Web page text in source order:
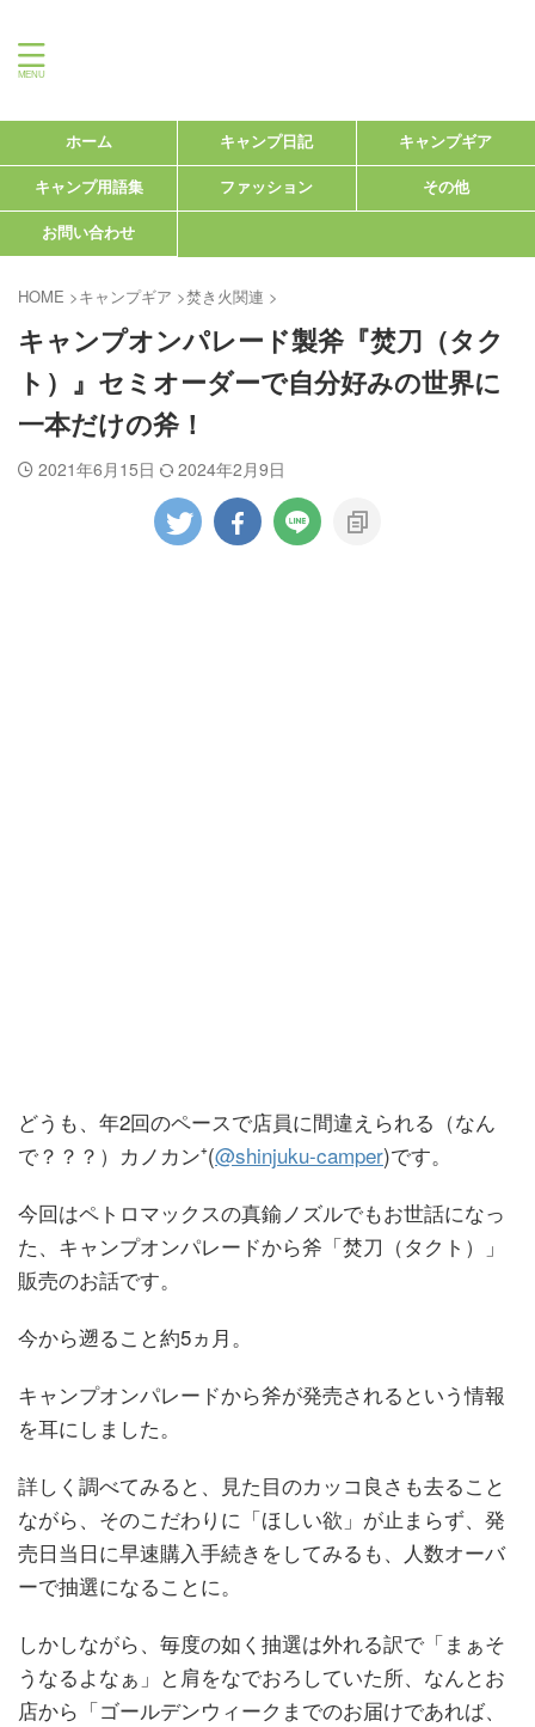
ホーム キャンプ日記 キャンプギア
キャンプ用語集 ファッション その他
お問い合わせ
HOME >キャンプギア >焚き火関連 >
キャンプオンパレード製斧『焚刀（タク
ト）』セミオーダーで自分好みの世界に
一本だけの斧！
2021年6月15日 2024年2月9日
どうも、年2回のペースで店員に間違えられる（なん
で？？？）カノカン⁺(@shinjuku-camper)です。
今回はペトロマックスの真鍮ノズルでもお世話になっ
た、キャンプオンパレードから斧「焚刀（タクト）」
販売のお話です。
今から遡ること約5ヵ月。
キャンプオンパレードから斧が発売されるという情報
を耳にしました。
詳しく調べてみると、見た目のカッコ良さも去ること
ながら、そのこだわりに「ほしい欲」が止まらず、発
売日当日に早速購入手続きをしてみるも、人数オーバ
ーで抽選になることに。
しかしながら、毎度の如く抽選は外れる訳で「まぁそ
うなるよなぁ」と肩をなでおろしていた所、なんとお
店から「ゴールデンウィークまでのお届けであれば、